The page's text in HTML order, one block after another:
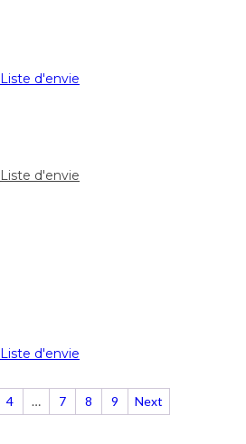
Liste d'envie
Liste d'envie
Liste d'envie
4 … 7 8 9 Next